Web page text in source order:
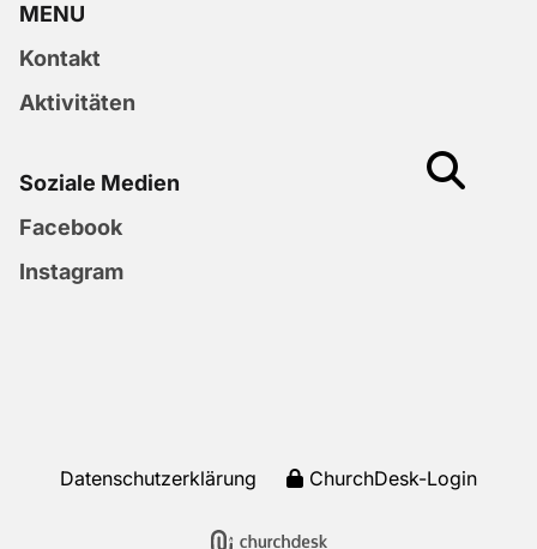
MENU
Kontakt
Aktivitäten
Soziale Medien
Facebook
Instagram
Datenschutzerklärung ChurchDesk-Login